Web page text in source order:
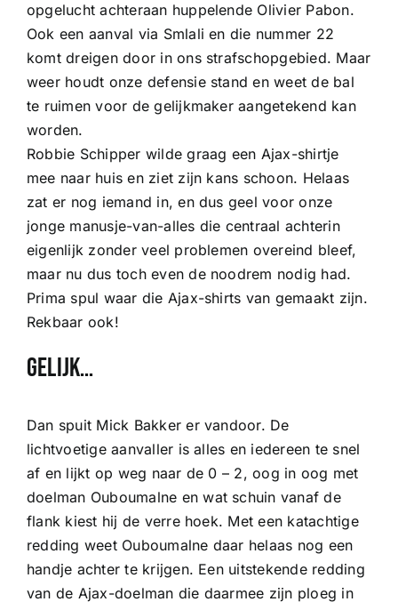
opgelucht achteraan huppelende Olivier Pabon.
Ook een aanval via Smlali en die nummer 22
komt dreigen door in ons strafschopgebied. Maar
weer houdt onze defensie stand en weet de bal
te ruimen voor de gelijkmaker aangetekend kan
worden.
Robbie Schipper wilde graag een Ajax-shirtje
mee naar huis en ziet zijn kans schoon. Helaas
zat er nog iemand in, en dus geel voor onze
jonge manusje-van-alles die centraal achterin
eigenlijk zonder veel problemen overeind bleef,
maar nu dus toch even de noodrem nodig had.
Prima spul waar die Ajax-shirts van gemaakt zijn.
Rekbaar ook!
Gelijk…
Dan spuit Mick Bakker er vandoor. De
lichtvoetige aanvaller is alles en iedereen te snel
af en lijkt op weg naar de 0 – 2, oog in oog met
doelman Ouboumalne en wat schuin vanaf de
flank kiest hij de verre hoek. Met een katachtige
redding weet Ouboumalne daar helaas nog een
handje achter te krijgen. Een uitstekende redding
van de Ajax-doelman die daarmee zijn ploeg in